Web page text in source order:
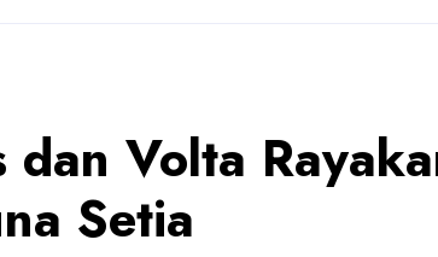
dan Volta
Setia